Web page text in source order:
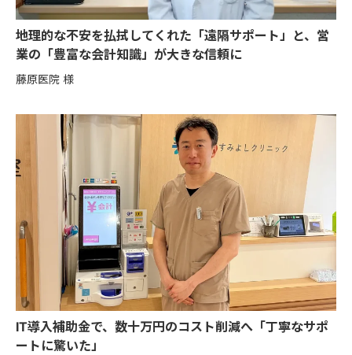
地理的な不安を払拭してくれた「遠隔サポート」と、営
業の「豊富な会計知識」が大きな信頼に
藤原医院 様
IT導入補助金で、数十万円のコスト削減へ「丁寧なサポ
ートに驚いた」